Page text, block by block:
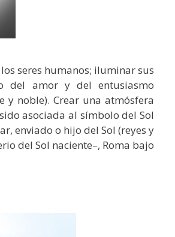
seres humanos; iluminar sus
del amor y del entusiasmo
y noble). Crear una atmósfera
asociada al símbolo del Sol
enviado o hijo del Sol (reyes y
del Sol naciente–, Roma bajo